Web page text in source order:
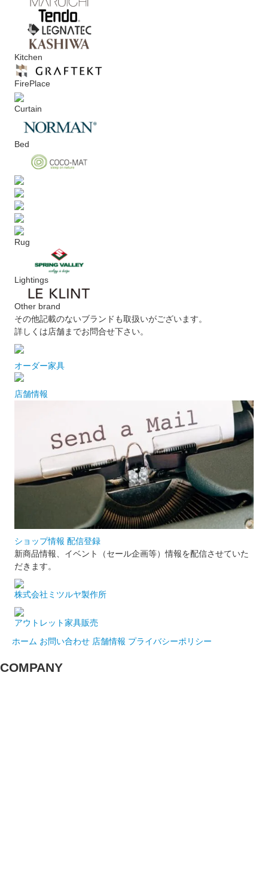
Kitchen
FirePlace
Curtain
Bed
Rug
Lightings
Other brand
その他記載のないブランドも取扱いがございます。
詳しくは店舗までお問合せ下さい。
オーダー家具
店舗情報
ショップ情報 配信登録
新商品情報、イベント（セール企画等）情報を配信させていた
だきます。
株式会社ミツルヤ製作所
アウトレット家具販売
ホーム お問い合わせ 店舗情報 プライバシーポリシー
COMPANY